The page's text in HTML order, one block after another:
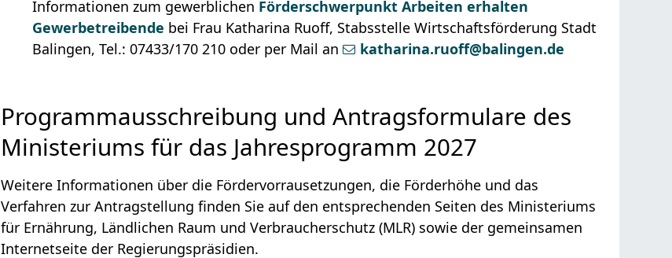
Informationen zum gewerblichen Förderschwerpunkt Arbeiten erhalten
Gewerbetreibende bei Frau Katharina Ruoff, Stabsstelle Wirtschaftsförderung Stadt
Balingen, Tel.: 07433/170 210 oder per Mail an
katharina.ruoff@balingen.de
Programmausschreibung und Antragsformulare des
Ministeriums für das Jahresprogramm 2027
Weitere Informationen über die Fördervorrausetzungen, die Förderhöhe und das
Verfahren zur Antragstellung finden Sie auf den entsprechenden Seiten des Ministeriums
für Ernährung, Ländlichen Raum und Verbraucherschutz (MLR) sowie der gemeinsamen
Internetseite der Regierungspräsidien.